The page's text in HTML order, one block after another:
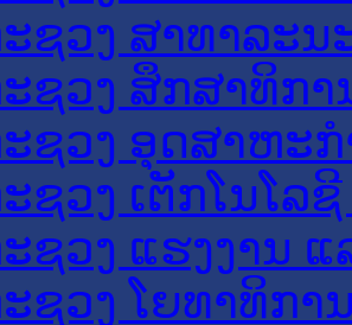
ຊວງ ສາທາລະນ
ຊວງ ສຶກສາທິກາ
ຊວງ ອຸດສາຫະ
ຊວງ ເຕັກໂນໂລ
ຊວງ ແຮງງານ
ຊວງ ໂຍທາທິກາ